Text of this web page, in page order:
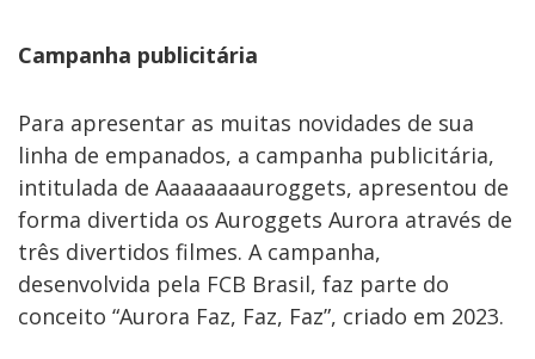
Campanha publicitária
Para apresentar as muitas novidades de sua
linha de empanados, a campanha publicitária,
intitulada de Aaaaaaaauroggets, apresentou de
forma divertida os Auroggets Aurora através de
três divertidos filmes. A campanha,
desenvolvida pela FCB Brasil, faz parte do
conceito “Aurora Faz, Faz, Faz”, criado em 2023.